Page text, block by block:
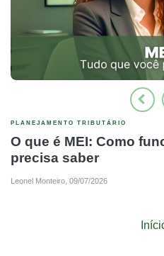
PLANEJAMENTO TRIBUTÁRIO
O que é MEI: Como
precisa saber
Leonel Monteiro, 09/07/2026